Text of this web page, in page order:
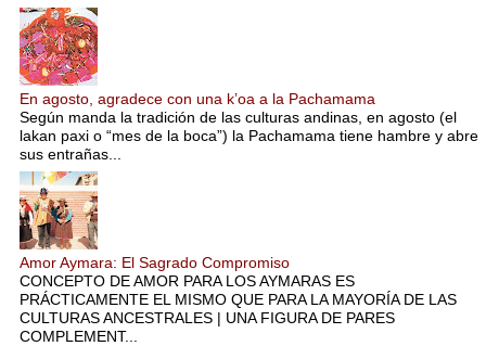
En agosto, agradece con una k’oa a la Pachamama
Según manda la tradición de las culturas andinas, en agosto (el
lakan paxi o “mes de la boca”) la Pachamama tiene hambre y abre
sus entrañas...
Amor Aymara: El Sagrado Compromiso
CONCEPTO DE AMOR PARA LOS AYMARAS ES
PRÁCTICAMENTE EL MISMO QUE PARA LA MAYORÍA DE LAS
CULTURAS ANCESTRALES | UNA FIGURA DE PARES
COMPLEMENT...